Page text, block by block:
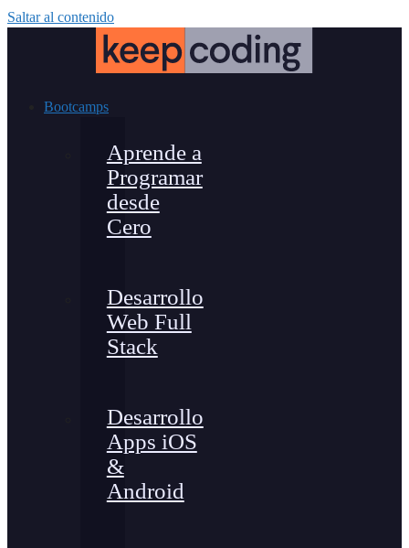
Saltar al contenido
Bootcamps
Aprende a
Programar
desde
Cero
Desarrollo
Web Full
Stack
Desarrollo
Apps iOS
&
Android